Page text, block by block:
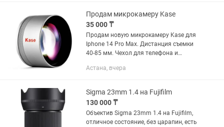
Продам микрокамеру Kase
35 000 ₸
Продам новую микрокамеру Kase для
Iphone 14 Pro Max. Дистанция съемки
40-85 мм. Чехол для телефона и
Астана, вчера
Sigma 23mm 1.4 на Fujifilm
130 000 ₸
Объектив Sigma 23mm 1.4 на Fujifilm,
отличное состояние, без царапин, есть